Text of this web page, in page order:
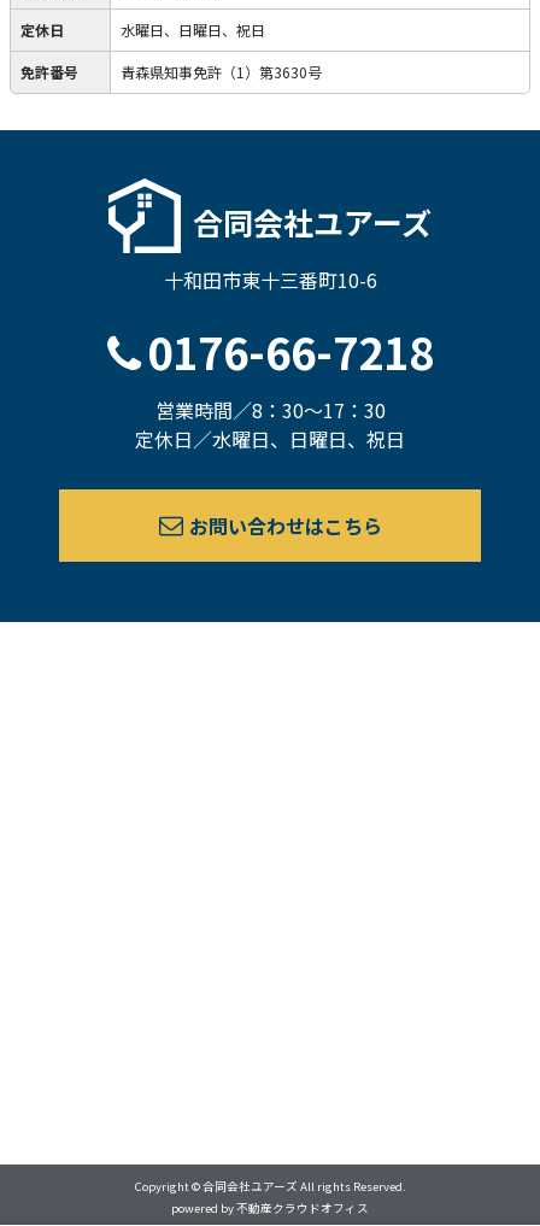
定休日 水曜日、日曜日、祝日
免許番号 青森県知事免許（1）第3630号
合同会社ユアーズ
十和田市東十三番町10-6
0176-66-7218
営業時間／8：30～17：30
定休日／水曜日、日曜日、祝日
お問い合わせはこちら
Copyright © 合同会社ユアーズ All rights Reserved.
powered by 不動産クラウドオフィス